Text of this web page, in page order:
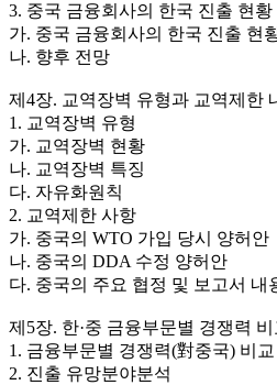
3. 중국 금융회사의 한국 진출 현
가. 중국 금융회사의 한국 진출 현
나. 향후 전망
제4장. 교역장벽 유형과 교역제한
1. 교역장벽 유형
가. 교역장벽 현황
나. 교역장벽 특징
다. 자유화원칙
2. 교역제한 사항
가. 중국의 WTO 가입 당시 양허안
나. 중국의 DDA 수정 양허안
다. 중국의 주요 협정 및 보고서 내
제5장. 한·중 금융부문별 경쟁력
1. 금융부문별 경쟁력(對중국) 비교
2. 진출 유망분야분석